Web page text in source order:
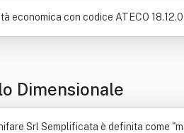
economica con codice ATECO
Dimensionale
Srl Semplificata è definita come